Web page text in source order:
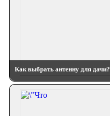
Как выбрать антенну для дачи?